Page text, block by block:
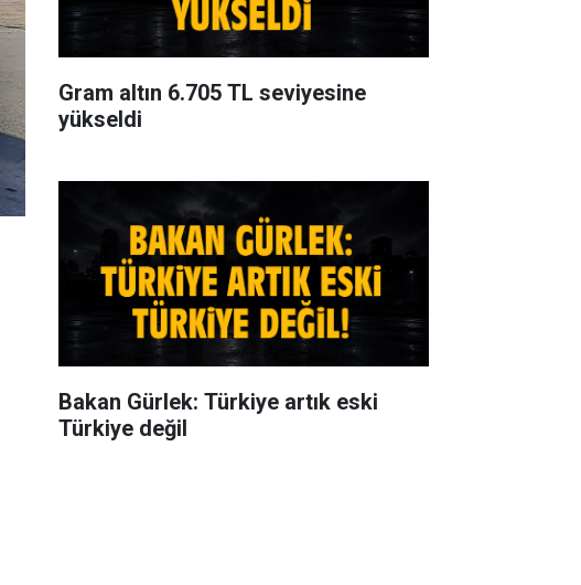
Gram altın 6.705 TL seviyesine
yükseldi
Bakan Gürlek: Türkiye artık eski
Türkiye değil